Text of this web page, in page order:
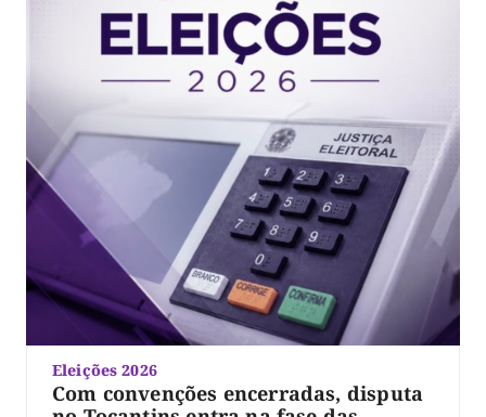
Eleições 2026
Com convenções encerradas, disputa